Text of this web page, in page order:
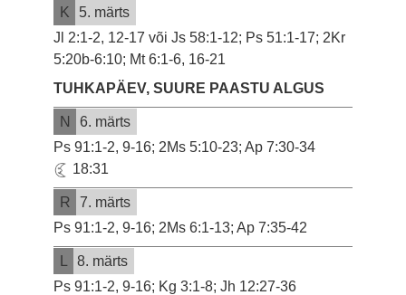
K
5. märts
Jl 2:1-2, 12-17 või Js 58:1-12; Ps 51:1-17; 2Kr
5:20b-6:10; Mt 6:1-6, 16-21
TUHKAPÄEV, SUURE PAASTU ALGUS
N
6. märts
Ps 91:1-2, 9-16; 2Ms 5:10-23; Ap 7:30-34
18:31
R
7. märts
Ps 91:1-2, 9-16; 2Ms 6:1-13; Ap 7:35-42
8. märts
Ps 91:1-2, 9-16; Kg 3:1-8; Jh 12:27-36